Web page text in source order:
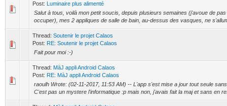
Post: Luminaire plus alimenté
Salut à tous, voilà mon petit soucis, depuis plusieurs semaines (j'avoue de
occuper), mes 2 appliques de salle de bain, au-dessus des vasques, ne
Thread: Soutenir le projet Calaos
Post: RE: Soutenir le projet Calaos
Fait pour moi :-)
Thread: MàJ appli Android Calaos
Post: RE: MàJ appli Android Calaos
raoulh Wrote: (02-11-2017, 11:53 AM) -- L'app s'est mise a jour tout seule
C'est pas un mystere l'informatique :p mais non, j'avais fait la maj et sans en